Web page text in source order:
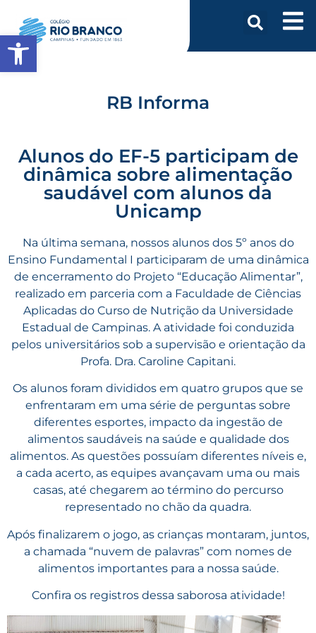
RB Informa
Alunos do EF-5 participam de
dinâmica sobre alimentação
saudável com alunos da
Unicamp
Na última semana, nossos alunos dos 5º anos do
Ensino Fundamental I participaram de uma dinâmica
de encerramento do Projeto “Educação Alimentar”,
realizado em parceria com a Faculdade de Ciências
Aplicadas do Curso de Nutrição da Universidade
Estadual de Campinas. A atividade foi conduzida
pelos universitários sob a supervisão e orientação da
Profa. Dra. Caroline Capitani.
Os alunos foram divididos em quatro grupos que se
enfrentaram em uma série de perguntas sobre
diferentes esportes, impacto da ingestão de
alimentos saudáveis na saúde e qualidade dos
alimentos. As questões possuíam diferentes níveis e,
a cada acerto, as equipes avançavam uma ou mais
casas, até chegarem ao término do percurso
representado no chão da quadra.
Após finalizarem o jogo, as crianças montaram, juntos,
a chamada “nuvem de palavras” com nomes de
alimentos importantes para a nossa saúde.
Confira os registros dessa saborosa atividade!
Abrir a barra de ferramentas